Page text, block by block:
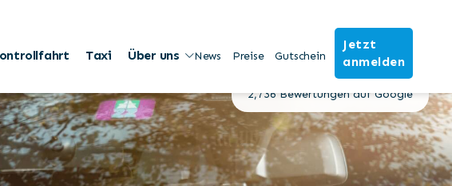
Taxi Über uns News Preise Gutschein
Jetzt
anmelden
4.9
2,736 Bewertungen auf Google